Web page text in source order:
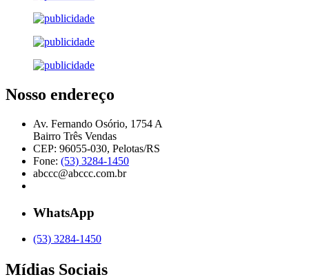
Nosso endereço
Av. Fernando Osório, 1754 A
Bairro Três Vendas
CEP: 96055-030, Pelotas/RS
Fone: (53) 3284-1450
abccc@abccc.com.br
WhatsApp
(53) 3284-1450
Mídias Sociais